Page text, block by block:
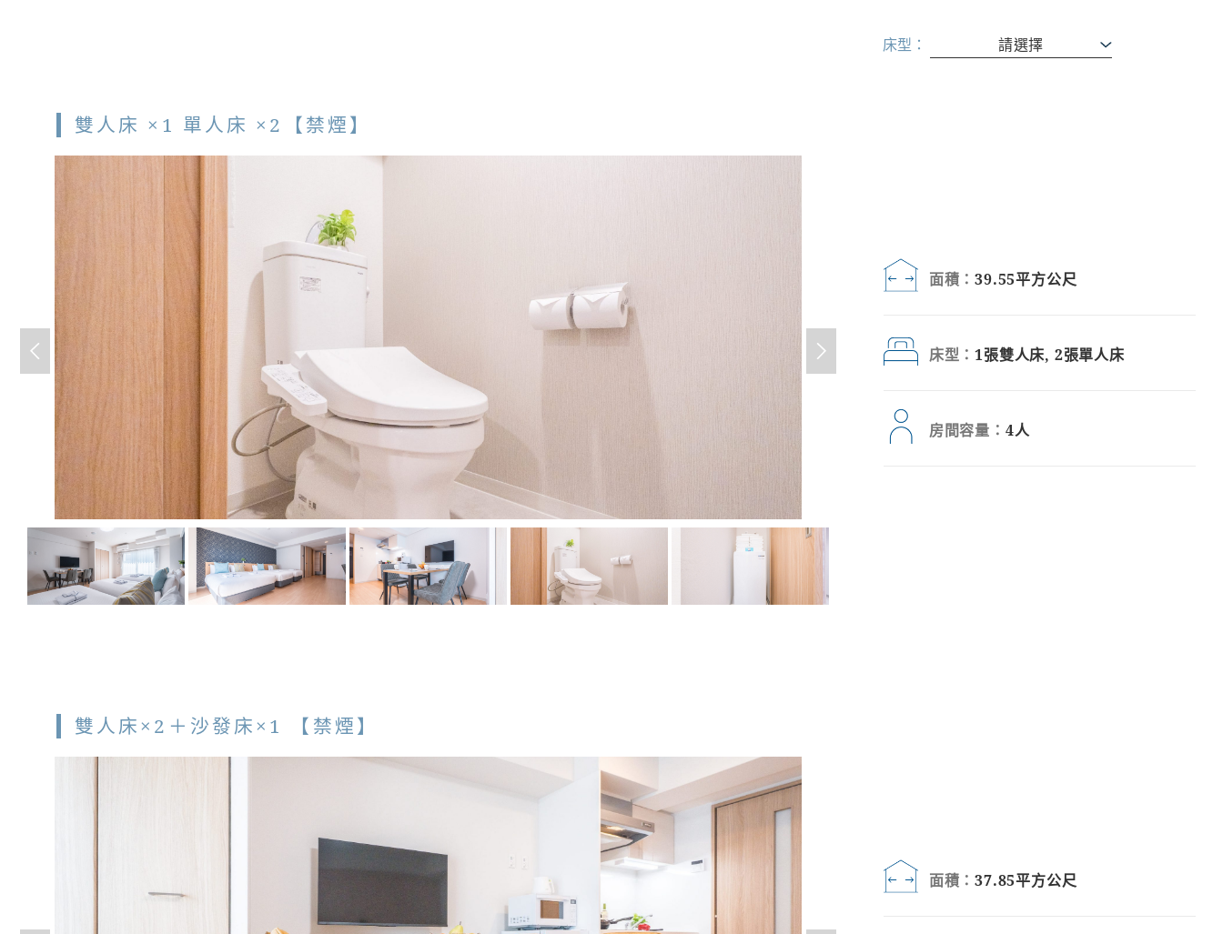
床型： 請選擇
雙人床 ×1 單人床 ×2【禁煙】
面積：39.55平方公尺
床型：1張雙人床, 2張單人床
房間容量： 4人
雙人床×2＋沙發床×1 【禁煙】
面積：37.85平方公尺